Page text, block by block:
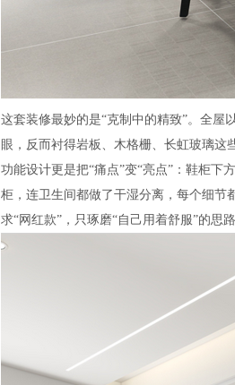
这套装修最妙的是“克制中的精致”。全屋
眼，反而衬得岩板、木格栅、长虹玻璃
功能设计更是把“痛点”变“亮点”：鞋柜下
柜，连卫生间都做了干湿分离，每个细节
求“网红款”，只琢磨“自己用着舒服”的思